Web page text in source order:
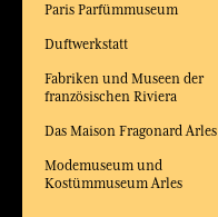
Paris Parfümmuseum
Duftwerkstatt
Fabriken und Museen der
französischen Riviera
Das Maison Fragonard Arles
Modemuseum und
Kostümmuseum Arles